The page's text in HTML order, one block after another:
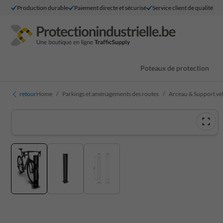
Production durable Paiement directe et sécurisé Service client de qualité
Poteaux de protection
retourHome Parkings et aménagements des routes Arceau & Support